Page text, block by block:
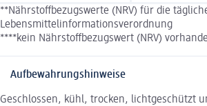
**Nährstoffbezugswerte (NRV) für die
Lebensmittelinformationsverordnung
****kein Nährstoffbezugswert (NRV)
Aufbewahrungshinweise
Geschlossen, kühl, trocken, lichtgeschützt